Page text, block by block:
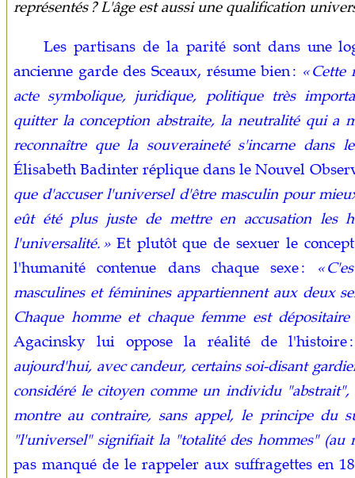
représentés ? L'âge est aussi une qualification
Les partisans de la parité sont dans une
ancienne garde des Sceaux, résume bien : «
acte symbolique, juridique, politique très
quitter la conception abstraite, la neutralité qui a
reconnaître que la souveraineté s'incarne dans
Élisabeth Badinter réplique dans le Nouvel
que d'accuser l'universel d'être masculin pour
eût été plus juste de mettre en accusation les
l'universalité. »Et plutôt que de sexuer le
l'humanité contenue dans chaque sexe :
«
masculines et féminines appartiennent aux deux
Chaque homme et chaque femme est
Agacinsky lui oppose la réalité de
aujourd'hui, avec candeur, certains soi-disant
considéré le citoyen comme un individu
montre au contraire, sans appel, le principe du
"l'universel" signifiait la "totalité des hommes" (au
pas manqué de le rappeler aux suffragettes en